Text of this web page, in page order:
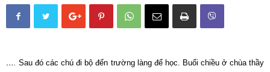
…. Sau đó các chú đi bộ đến trường làng để học. Buổi chiều ở chùa thầy